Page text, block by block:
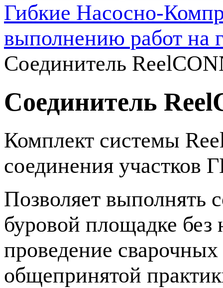
Гибкие Насосно-
выполнению работ на
Соединитель
Соединитель
Комплект системы
соединения участков
Позволяет выполнять
буровой площадке
проведение
общепринятой